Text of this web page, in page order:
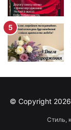
н
н
я
у
ж
© Copyright
Стиль,